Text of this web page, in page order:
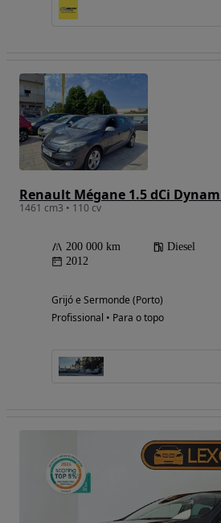
Renault Mégane 1.5 dCi
1461 cm3 • 110 cv
200 000 km Diesel
2012
Grijó e Sermonde (Porto)
Profissional • Para o topo